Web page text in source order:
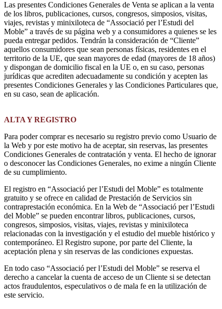
Las presentes Condiciones Generales de Venta se aplican a la venta
de los libros, publicaciones, cursos, congresos, simposios, visitas,
viajes, revistas y minixiloteca de “Associació per l’Estudi del
Moble” a través de su página web y a consumidores a quienes se les
pueda entregar pedidos. Tendrán la consideración de “Cliente”
aquellos consumidores que sean personas físicas, residentes en el
territorio de la UE, que sean mayores de edad (mayores de 18 años)
y dispongan de domicilio fiscal en la UE o, en su caso, personas
jurídicas que acrediten adecuadamente su condición y acepten las
presentes Condiciones Generales y las Condiciones Particulares que,
en su caso, sean de aplicación.
ALTA Y REGISTRO
Para poder comprar es necesario su registro previo como Usuario de
la Web y por este motivo ha de aceptar, sin reservas, las presentes
Condiciones Generales de contratación y venta. El hecho de ignorar
o desconocer las Condiciones Generales, no exime a ningún Cliente
de su cumplimiento.
El registro en “Associació per l’Estudi del Moble” es totalmente
gratuito y se ofrece en calidad de Prestación de Servicios sin
contraprestación económica. En la Web de “Associació per l’Estudi
del Moble” se pueden encontrar libros, publicaciones, cursos,
congresos, simposios, visitas, viajes, revistas y minixiloteca
relacionadas con la investigación y el estudio del mueble histórico y
contemporáneo. El Registro supone, por parte del Cliente, la
aceptación plena y sin reservas de las condiciones expuestas.
En todo caso “Associació per l’Estudi del Moble” se reserva el
derecho a cancelar la cuenta de acceso de un Cliente si se detectan
actos fraudulentos, especulativos o de mala fe en la utilización de
este servicio.